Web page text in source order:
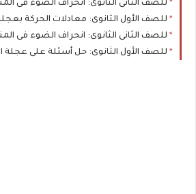
للصف الثانى الثانوى: انحراف الضوء فى
للصف الأول الثانوى: معادلات الحركة
للصف الثانى الثانوى: انحراف الضوء فى
للصف الأول الثانوى: حل أسئلة على عجلة